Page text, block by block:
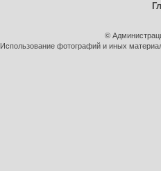
©
Использование фотографий и иных